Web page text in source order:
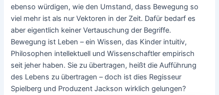
ebenso würdigen, wie den Umstand, dass Bewegung so
viel mehr ist als nur Vektoren in der Zeit. Dafür bedarf es
aber eigentlich keiner Vertauschung der Begriffe.
Bewegung ist Leben – ein Wissen, das Kinder intuitiv,
Philosophen intellektuell und Wissenschaftler empirisch
seit jeher haben. Sie zu übertragen, heißt die Aufführung
des Lebens zu übertragen – doch ist dies Regisseur
Spielberg und Produzent Jackson wirklich gelungen?